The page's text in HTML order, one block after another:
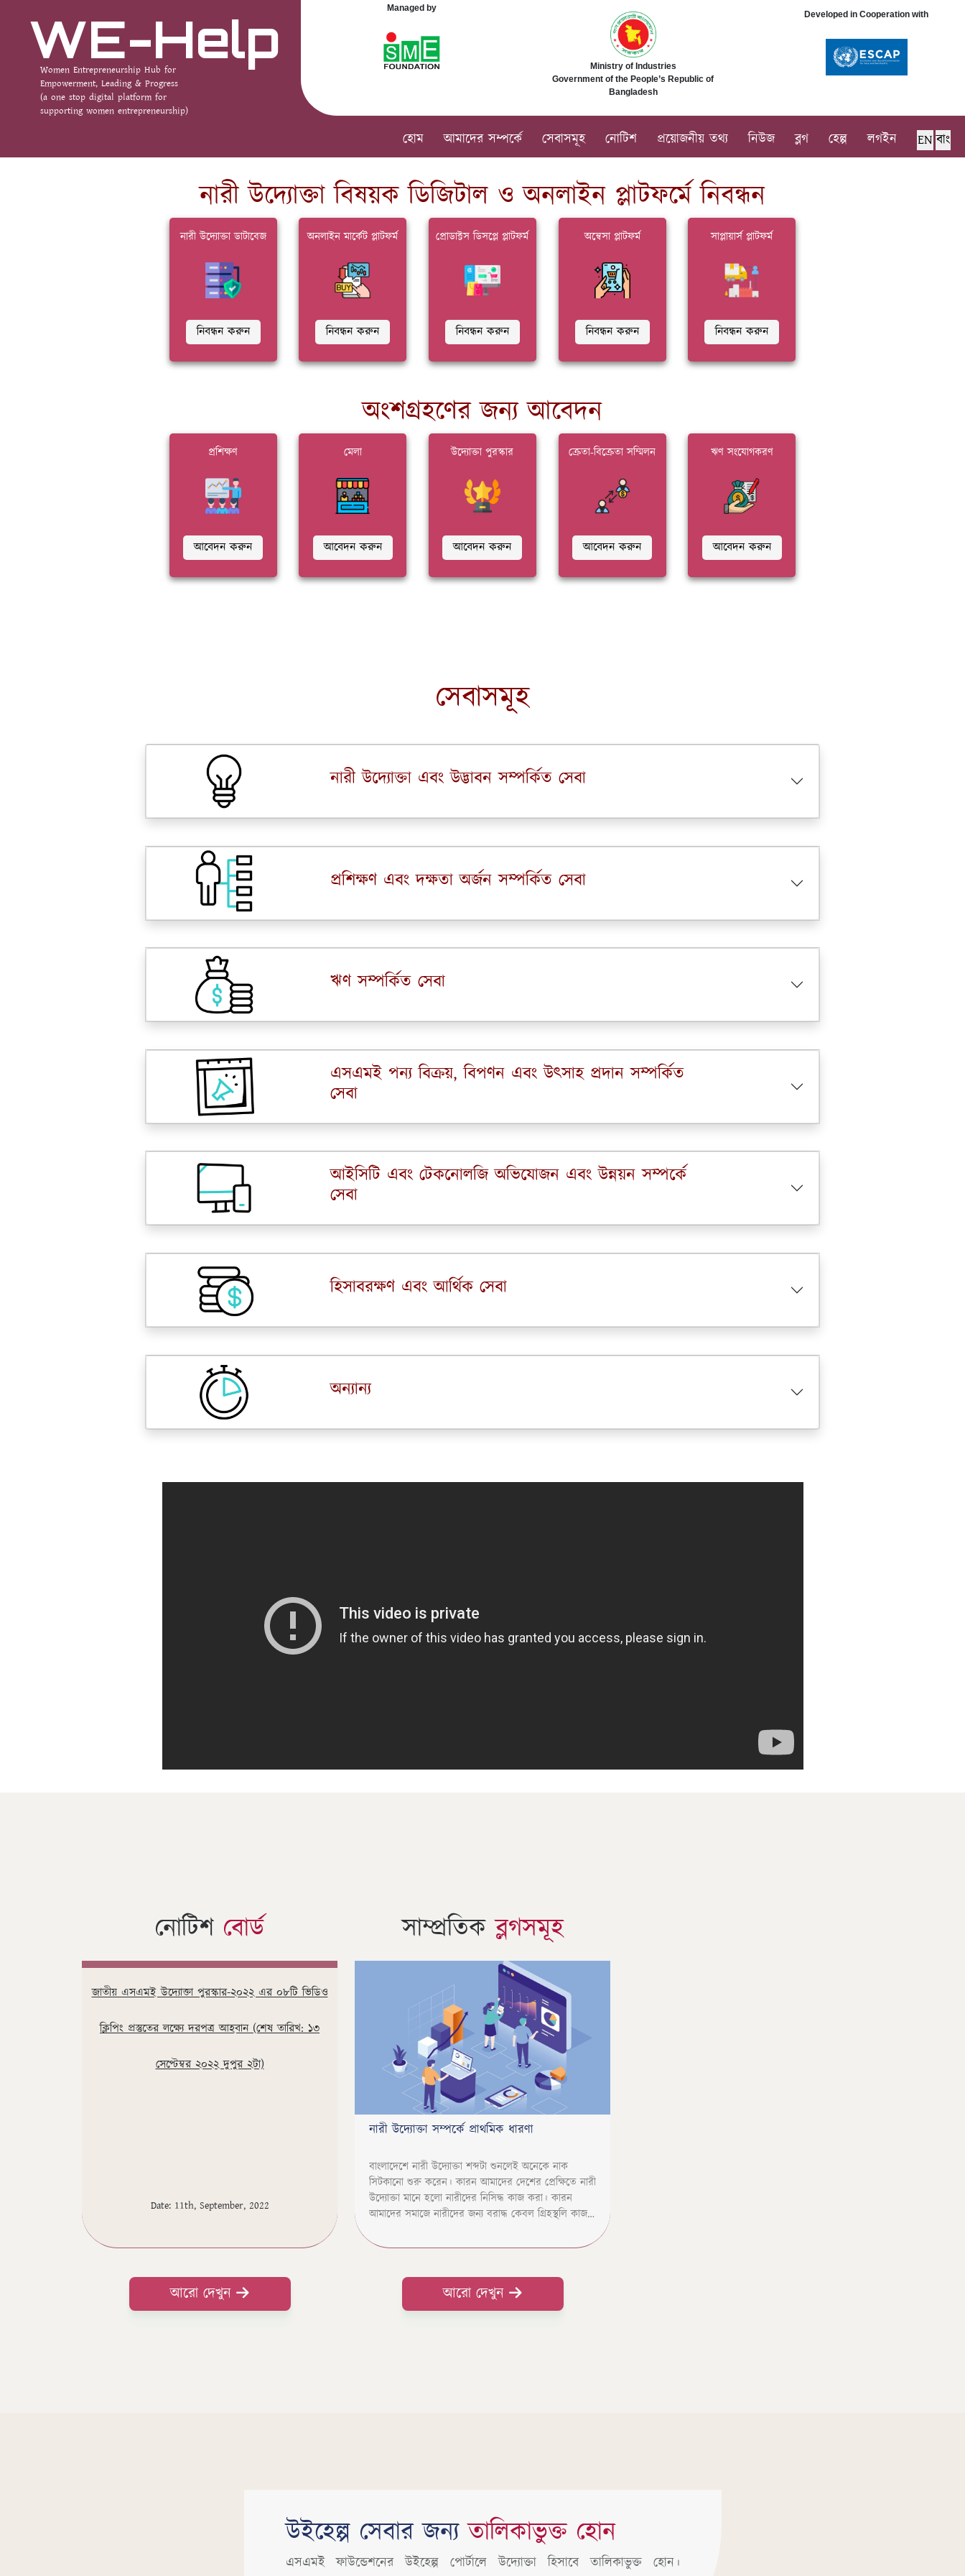
WE-Help
Women Entrepreneurship Hub for
Empowerment, Leading & Progress
(a one stop digital platform for
supporting women entrepreneurship)
Managed by
Ministry of Industries
Government of the People’s Republic of
Bangladesh
Developed in Cooperation with
হোম আমাদের সম্পর্কে সেবাসমূহ নোটিশ প্রয়োজনীয় তথ্য নিউজ ব্লগ হেল্প লগইন ENবাং
নারী উদ্যোক্তা বিষয়ক ডিজিটাল ও অনলাইন প্লাটফর্মে নিবন্ধন
নারী উদ্যোক্তা ডাটাবেজ
নিবন্ধন করুন
অনলাইন মার্কেট প্লাটফর্ম
নিবন্ধন করুন
প্রোডাক্টস ডিসপ্লে প্লাটফর্ম
নিবন্ধন করুন
অন্বেসা প্লাটফর্ম
নিবন্ধন করুন
সাপ্লায়ার্স প্লাটফর্ম
নিবন্ধন করুন
অংশগ্রহণের জন্য আবেদন
প্রশিক্ষণ
আবেদন করুন
মেলা
আবেদন করুন
উদ্যোক্তা পুরস্কার
আবেদন করুন
ক্রেতা-বিক্রেতা সম্মিলন
আবেদন করুন
ঋণ সংযোগকরণ
আবেদন করুন
সেবাসমূহ
নারী উদ্যোক্তা এবং উদ্ভাবন সম্পর্কিত সেবা
প্রশিক্ষণ এবং দক্ষতা অর্জন সম্পর্কিত সেবা
ঋণ সম্পর্কিত সেবা
এসএমই পন্য বিক্রয়, বিপণন এবং উৎসাহ প্রদান সম্পর্কিত
সেবা
আইসিটি এবং টেকনোলজি অভিযোজন এবং উন্নয়ন সম্পর্কে
সেবা
হিসাবরক্ষণ এবং আর্থিক সেবা
অন্যান্য
নোটিশ বোর্ড
জাতীয় এসএমই উদ্যোক্তা পুরস্কার-২০২২ এর ০৮টি ভিডিও
ক্লিপিং প্রস্তুতের লক্ষ্যে দরপত্র আহবান (শেষ তারিখ: ১৩
সেপ্টেম্বর ২০২২ দুপুর ২টা)
Date: 11th, September, 2022
আরো দেখুন
সাম্প্রতিকব্লগসমূহ
নারী উদ্যোক্তা সম্পর্কে প্রাথমিক ধারণা
বাংলাদেশে নারী উদ্যোক্তা শব্দটা শুনলেই অনেকে নাক
সিটকানো শুরু করেন। কারন আমাদের দেশের প্রেক্ষিতে নারী
উদ্যোক্তা মানে হলো নারীদের নিসিদ্ধ কাজ করা। কারন
আমাদের সমাজে নারীদের জন্য বরাদ্ধ কেবল গ্রিহস্থলি কাজ
মধ্যে কোন পার্থক্য নেই। একজন নারি যখন নিজের
না থেকে নিজে থেকেই কোন ব্যাবসা প্রতিষ্ঠান স্থাপন করার
চেষ্টা করেন বা পরিকল্পনা শুরু করেন তখন তাকে উদ্যোক্তা
বলা হয় ।
আরো দেখুন
উইহেল্প সেবার জন্যতালিকাভুক্ত হোন
এসএমই ফাউন্ডেশনের উইহেল্প পোর্টালে উদ্যোক্তা হিসাবে তালিকাভুক্ত হোন।